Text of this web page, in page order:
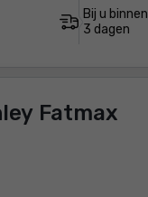
Bij u binnen
3 dagen
Fatmax